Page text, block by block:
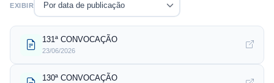
EXIBIR Por data de publicação
131ª CONVOCAÇÃO
23/06/2026
130ª CONVOCAÇÃO